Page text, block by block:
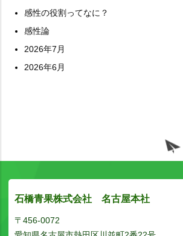
感性の役割ってなに？
感性論
2026年7月
2026年6月
石橋青果株式会社 名古屋本社
〒456-0072